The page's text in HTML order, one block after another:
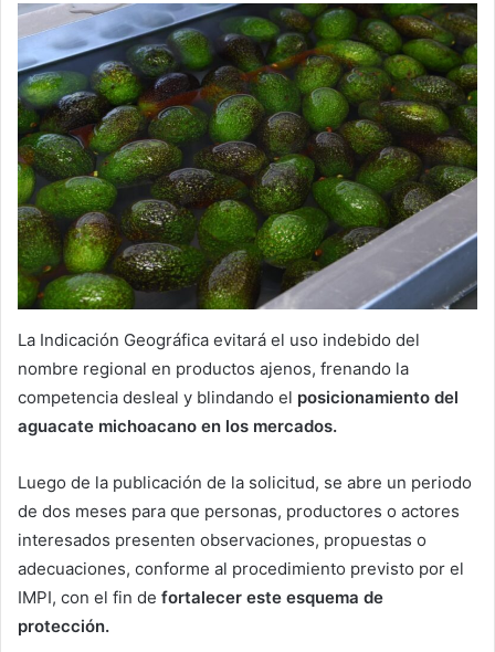
La Indicación Geográfica evitará el uso indebido del
nombre regional en productos ajenos, frenando la
competencia desleal y blindando el posicionamiento del
aguacate michoacano en los mercados.
Luego de la publicación de la solicitud, se abre un periodo
de dos meses para que personas, productores o actores
interesados presenten observaciones, propuestas o
adecuaciones, conforme al procedimiento previsto por el
IMPI, con el fin de fortalecer este esquema de
protección.